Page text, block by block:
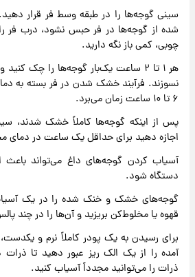
سینی گوجه‌ها را در طبقه وسط فر قرار
شده از گوجه‌ها در فر حبس نشود، درب فر
چوبی، کمی باز نگه دارید.
هر ۱ تا ۲ ساعت یک‌بار گوجه‌ها را چک
نسوزند. فرآیند خشک شدن در فر بسته به
۶ تا ۱۰ ساعت زمان می‌برد.
پس از اینکه گوجه‌ها کاملاً خشک شدند،
اجازه دهید برای حداقل یک ساعت در دمای
آسیاب کردن گوجه‌های داغ می‌تواند باعث
دستگاه شود.
گوجه‌های خشک و خنک شده را در یک
قهوه یا مخلوط‌کن بریزید و آن‌ها را در چند
برای رسیدن به یک پودر کاملاً نرم و
آمده را از یک الک ریز عبور دهید تا
ذرات را می‌توانید مجدداً آسیاب کنید.